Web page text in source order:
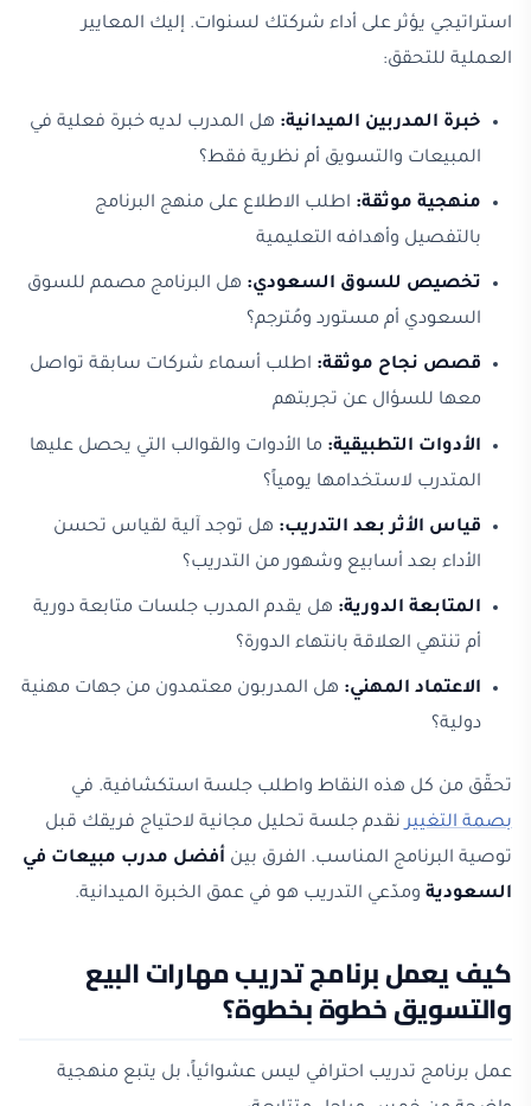
استراتيجي يؤثر على أداء شركتك لسنوات. إليك المعايير
العملية للتحقق:
خبرة المدربين الميدانية: هل المدرب لديه خبرة فعلية في
المبيعات والتسويق أم نظرية فقط؟
منهجية موثقة: اطلب الاطلاع على منهج البرنامج
بالتفصيل وأهدافه التعليمية
تخصيص للسوق السعودي: هل البرنامج مصمم للسوق
السعودي أم مستورد ومُترجم؟
قصص نجاح موثقة: اطلب أسماء شركات سابقة تواصل
معها للسؤال عن تجربتهم
الأدوات التطبيقية: ما الأدوات والقوالب التي يحصل عليها
المتدرب لاستخدامها يومياً؟
قياس الأثر بعد التدريب: هل توجد آلية لقياس تحسن
الأداء بعد أسابيع وشهور من التدريب؟
المتابعة الدورية: هل يقدم المدرب جلسات متابعة دورية
أم تنتهي العلاقة بانتهاء الدورة؟
الاعتماد المهني: هل المدربون معتمدون من جهات مهنية
دولية؟
تحقّق من كل هذه النقاط واطلب جلسة استكشافية. في
بصمة التغييرنقدم جلسة تحليل مجانية لاحتياج فريقك قبل
توصية البرنامج المناسب. الفرق بين أفضل مدرب مبيعات في
السعودية ومدّعي التدريب هو في عمق الخبرة الميدانية.
كيف يعمل برنامج تدريب مهارات البيع
والتسويق خطوة بخطوة؟
عمل برنامج تدريب احترافي ليس عشوائياً، بل يتبع منهجية